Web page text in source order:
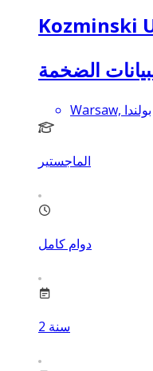
Kozminski
الضخمة
Warsaw, بولندا
الماجستير
دوام كامل
2 سنة